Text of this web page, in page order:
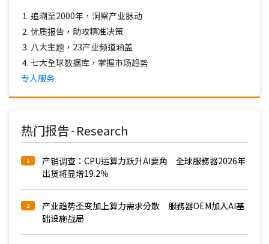
追溯至2000年，洞察产业脉动
优质报告，助攻精准决策
八大主题，23产业频道涵盖
七大全球数据库，掌握市场趋势
专人服务
热门报告 - Research
1
产销调查：CPU运算力跃升AI要角 全球服務器2026年
出货将显增19.2％
2
产业趋势丕变加上算力需求分散 服務器OEM加入AI基
础设施战局